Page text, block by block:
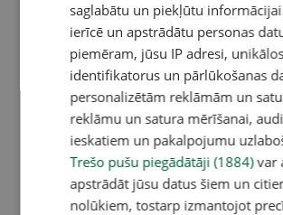
saglabātu un piekļūtu
ierīcē un apstrādātu personas
piemēram, jūsu IP adresi,
identifikatorus un pārlūkošanas
personalizētām reklāmām un
reklāmu un satura mērīšanai,
ieskatiem un pakalpojumu
Trešo pušu piegādātāji (1884)var
apstrādāt jūsu datus šiem un
nolūkiem, tostarp izmantojot